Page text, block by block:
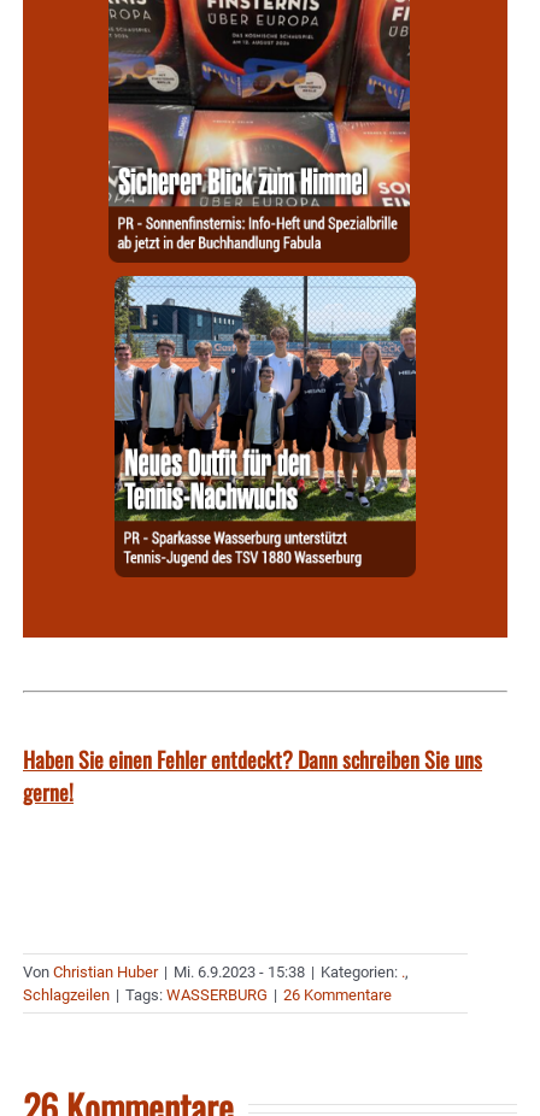
Haben Sie einen Fehler entdeckt? Dann schreiben Sie uns
gerne!
Von Christian Huber | Mi. 6.9.2023 - 15:38 | Kategorien: .,
Schlagzeilen | Tags: WASSERBURG | 26 Kommentare